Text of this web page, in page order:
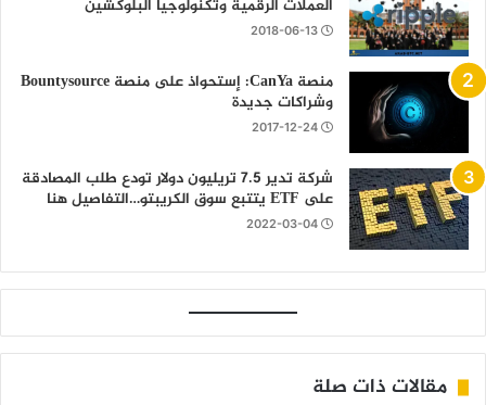
العملات الرقمية وتكنولوجيا البلوكشين
2018-06-13
منصة CanYa: إستحواذ على منصة Bountysource
وشراكات جديدة
2017-12-24
شركة تدير 7.5 تريليون دولار تودع طلب المصادقة
على ETF يتتبع سوق الكريبتو…التفاصيل هنا
2022-03-04
مقالات ذات صلة